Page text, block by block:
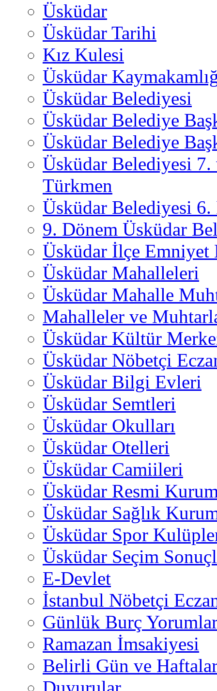
Üsküdar
Üsküdar Tarihi
Kız Kulesi
Üsküdar
Üsküdar Belediyesi
Üsküdar Belediye
Üsküdar Belediye
Üsküdar Belediyesi
Türkmen
Üsküdar Belediyesi 6.
9. Dönem Üsküdar
Üsküdar İlçe
Üsküdar Mahalleleri
Üsküdar Mahalle
Mahalleler ve
Üsküdar Kültür
Üsküdar Nöbetçi
Üsküdar Bilgi Evleri
Üsküdar Semtleri
Üsküdar Okulları
Üsküdar Otelleri
Üsküdar Camiileri
Üsküdar Resmi
Üsküdar Sağlık
Üsküdar Spor
Üsküdar Seçim
E-Devlet
İstanbul Nöbetçi
Günlük Burç
Ramazan İmsakiyesi
Belirli Gün ve